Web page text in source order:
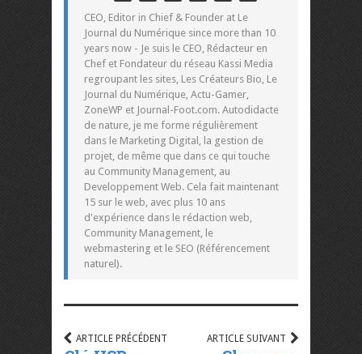
CEO, Editor in Chief & Founder at Le
Journal du Numérique since more than 10
years now - Je suis le CEO, Rédacteur en
Chef et Fondateur du réseau Kassi Media
regroupant les sites, Les Créateurs Bio, Le
Journal du Numérique, Actu-Gamer,
ZoneWP et Journal-Foot.com. Autodidacte
de nature, je me forme régulièrement
dans le Marketing Digital, la gestion de
projet, de même que dans ce qui touche
au Community Management, au
Developpement Web. Cela fait maintenant
15 sur le web, avec plus 10 ans
d'expérience dans le rédaction web,
Community Management, le
webmastering et le SEO (Référencement
naturel).
ARTICLE PRÉCÉDENT ARTICLE SUIVANT